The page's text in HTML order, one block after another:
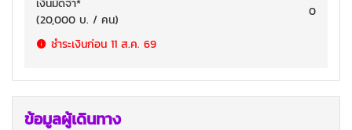
เงินมัดจำ*
(20,000 บ. / คน)
0
ชำระเงินก่อน 11 ส.ค. 69
ข้อมูลผู้เดินทาง